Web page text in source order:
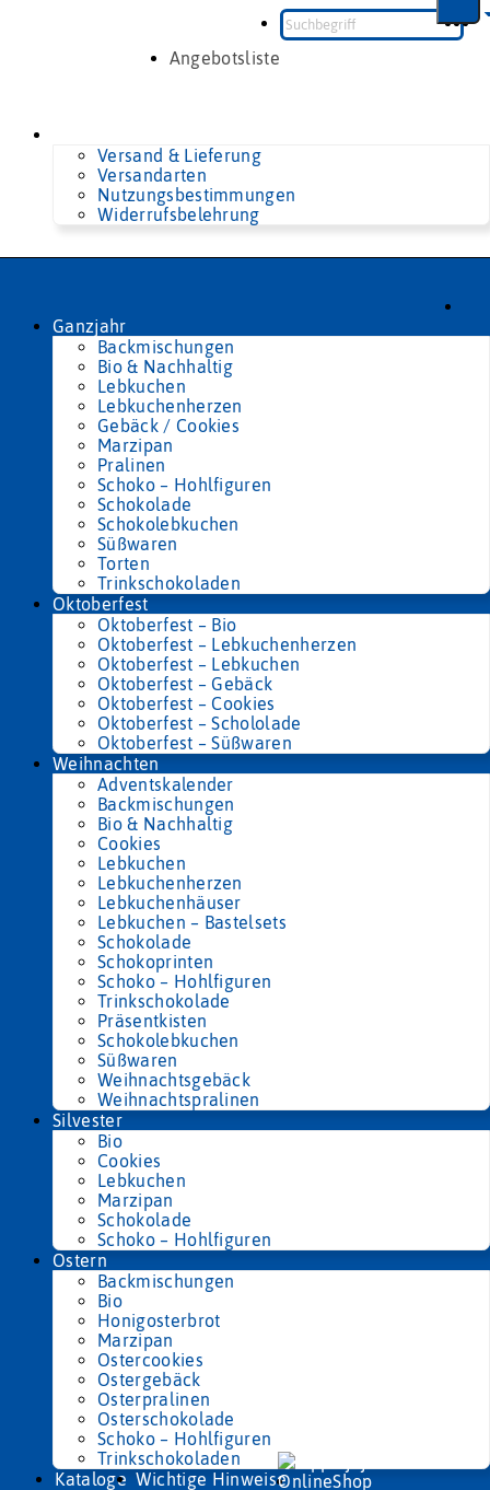
Angebotsliste
Versand & Lieferung
Versandarten
Nutzungsbestimmungen
Widerrufsbelehrung
Ganzjahr
Backmischungen
Bio & Nachhaltig
Lebkuchen
Lebkuchenherzen
Gebäck / Cookies
Marzipan
Pralinen
Schoko – Hohlfiguren
Schokolade
Schokolebkuchen
Süßwaren
Torten
Trinkschokoladen
Oktoberfest
Oktoberfest – Bio
Oktoberfest – Lebkuchenherzen
Oktoberfest – Lebkuchen
Oktoberfest – Gebäck
Oktoberfest – Cookies
Oktoberfest – Schololade
Oktoberfest – Süßwaren
Weihnachten
Adventskalender
Backmischungen
Bio & Nachhaltig
Cookies
Lebkuchen
Lebkuchenherzen
Lebkuchenhäuser
Lebkuchen – Bastelsets
Schokolade
Schokoprinten
Schoko – Hohlfiguren
Trinkschokolade
Präsentkisten
Schokolebkuchen
Süßwaren
Weihnachtsgebäck
Weihnachtspralinen
Silvester
Bio
Cookies
Lebkuchen
Marzipan
Schokolade
Schoko – Hohlfiguren
Ostern
Backmischungen
Bio
Honigosterbrot
Marzipan
Ostercookies
Ostergebäck
Osterpralinen
Osterschokolade
Schoko – Hohlfiguren
Trinkschokoladen
Kataloge Wichtige Hinweise